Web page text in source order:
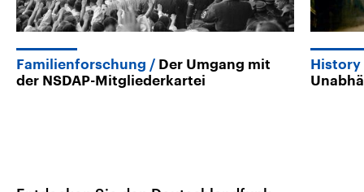
Familienforschung
Der Umgang mit
der NSDAP-Mitgliederkartei